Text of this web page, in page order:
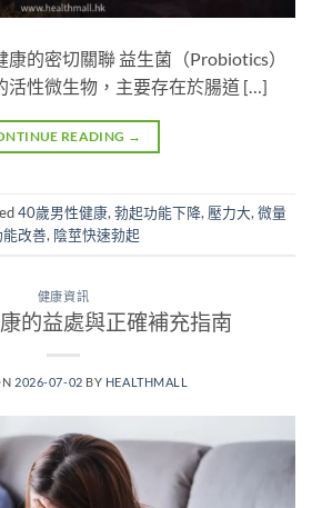
的密切關聯 益生菌（Probiotics）
活性微生物，主要存在於腸道 […]
READING →
40歲男性健康,勃起功能下降, 壓力大,微量
能改善, 陰莖快速勃起
健康資訊
的益處與正確補充指南
2026-07-02 BY HEALTHMALL